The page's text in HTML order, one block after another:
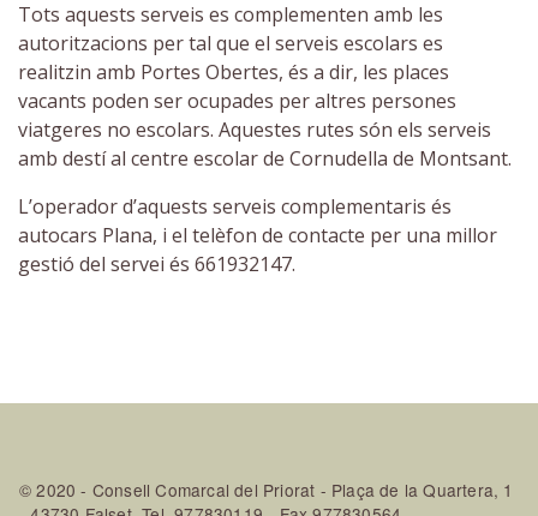
Tots aquests serveis es complementen amb les
autoritzacions per tal que el serveis escolars es
realitzin amb Portes Obertes, és a dir, les places
vacants poden ser ocupades per altres persones
viatgeres no escolars. Aquestes rutes són els serveis
amb destí al centre escolar de Cornudella de Montsant.
L’operador d’aquests serveis complementaris és
autocars Plana, i el telèfon de contacte per una millor
gestió del servei és 661932147.
© 2020 - Consell Comarcal del Priorat - Plaça de la Quartera, 1